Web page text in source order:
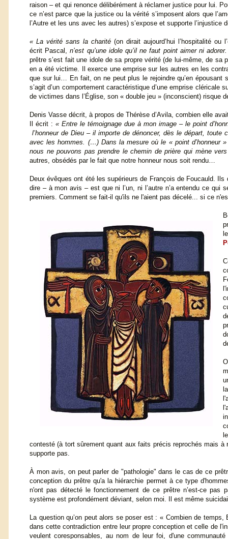
raison – et qui renonce délibérément à réclamer justice pour lui.
ce n’est parce que la justice ou la vérité s’imposent alors que
l’Autre et les uns avec les autres) s’expose et supporte l’injustice
« La vérité sans la charité (on dirait aujourd’hui l’hospitalité ou
écrit Pascal,n’est qu’une idole qu’il ne faut point aimer ni
prêtre s’est fait une idole de sa propre vérité (de lui-même, de sa
en a été victime. Il exerce une emprise sur les autres en les
que sur lui… En fait, on ne peut plus le rejoindre qu’en épousant
s’agit d’un comportement caractéristique d’une emprise
de victimes dans l’Église, son « double jeu » (inconscient) risque
Denis Vasse décrit, à propos de Thérèse d’Avila, combien elle
Il écrit : « Entre le témoignage due à mon image – le point
l’honneur de Dieu – il importe de dénoncer, dès le départ,
avec les hommes. (…) Dans la mesure où le « point d’honneur
nous ne pouvons pas prendre le chemin de prière qui mène
autres, obsédés par le fait que notre honneur nous soit rendu…
Deux évêques ont été les supérieurs de François de Foucauld. Ils
dire – à mon avis – est que ni l’un, ni l’autre n’a entendu ce
premiers. Comment se fait-il qu'ils ne l'aient pas décelé... si ce
contesté (à tort sûrement quant aux faits précis reprochés mais
supporte pas.
À mon avis, on peut parler de "pathologie" dans le cas de ce
conception du prêtre qu'a la hiérarchie permet à ce type
n'ont pas détecté le fonctionnement de ce prêtre n’est-ce
système est profondément déviant, selon moi. Il est même
La question qu’on peut alors se poser est : « Combien de
dans cette contradiction entre leur propre conception et celle de
veulent coresponsables, au nom de leur foi, d'une